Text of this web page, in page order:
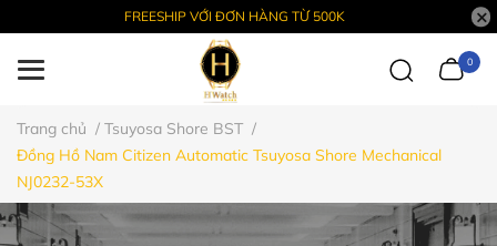
FREESHIP VỚI ĐƠN HÀNG TỪ 500K
0
Trang chủ / Tsuyosa Shore BST /
Đồng Hồ Nam Citizen Automatic Tsuyosa Shore Mechanical
NJ0232-53X